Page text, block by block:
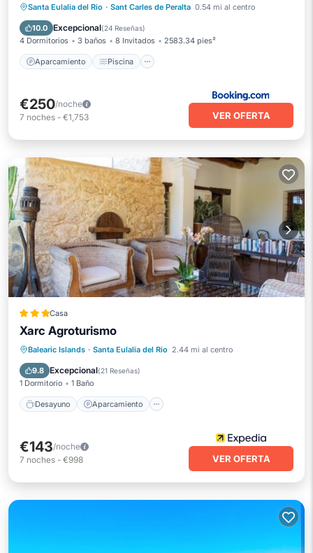
Santa Eulalia del Rio · Sant Carles de Peralta 0.54 mi al centro
10.0 Excepcional(24 Reseñas)
4 Dormitorios 3 baños 8 Invitados 2583.34 pies²
Aparcamiento Piscina
Aparcamiento
Piscina
Balcón/Terraza
€250/noche
7 noches - €1,753 VER OFERTA
Casa
Xarc Agroturismo
Balearic Islands · Santa Eulalia del Rio 2.44 mi al centro
9.8 Excepcional(21 Reseñas)
1 Dormitorio 1 Baño
Desayuno Aparcamiento
Desayuno Aparcamiento
Piscina
Balcón/Terraza
€143/noche
7 noches - €998 VER OFERTA